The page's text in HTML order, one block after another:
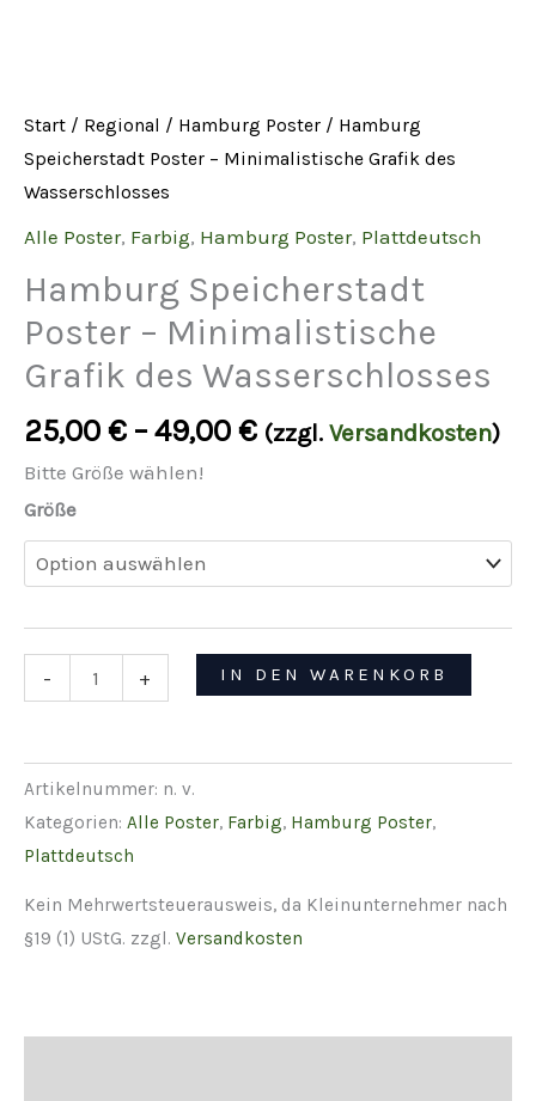
Start / Regional / Hamburg Poster / Hamburg
Speicherstadt Poster – Minimalistische Grafik des
Wasserschlosses
Alle Poster, Farbig, Hamburg Poster, Plattdeutsch
Hamburg Speicherstadt
Poster – Minimalistische
Grafik des Wasserschlosses
25,00 € – 49,00 € (zzgl. Versandkosten)
Bitte Größe wählen!
Größe
-
Hamburg
Speicherstadt
–
Minimalistische
Grafik
des
Wasserschlosses
Menge
+ IN DEN WARENKORB
Artikelnummer: n. v.
Kategorien: Alle Poster, Farbig, Hamburg Poster,
Plattdeutsch
Kein Mehrwertsteuerausweis, da Kleinunternehmer nach
§19 (1) UStG. zzgl. Versandkosten